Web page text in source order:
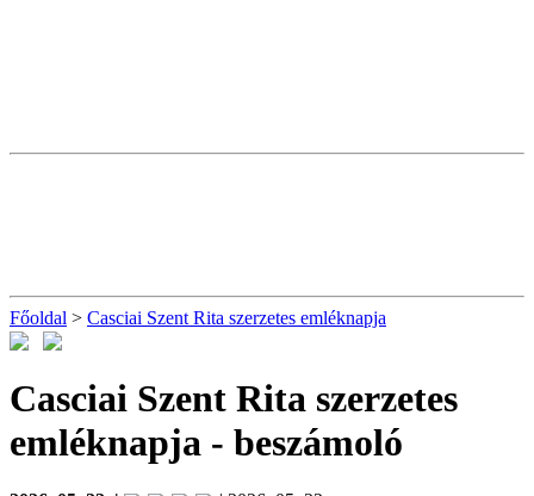
Főoldal > Casciai Szent Rita szerzetes emléknapja
Casciai Szent Rita szerzetes
emléknapja - beszámoló